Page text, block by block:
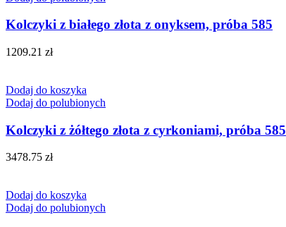
Kolczyki z białego złota z onyksem, próba 585
1209.21 zł
Dodaj do koszyka
Dodaj do polubionych
Kolczyki z żółtego złota z cyrkoniami, próba 585
3478.75 zł
Dodaj do koszyka
Dodaj do polubionych